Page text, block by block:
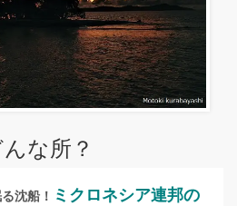
な所？
沈船！ ミクロネシア連邦の